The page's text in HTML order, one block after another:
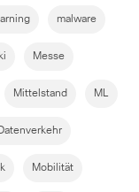
malware
Messe
Mittelstand ML
Mobilität